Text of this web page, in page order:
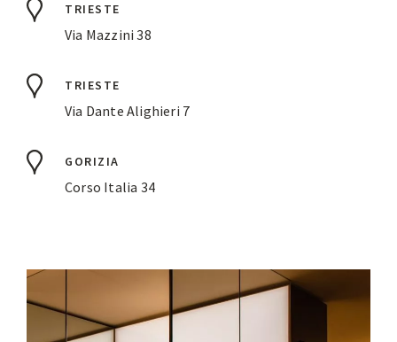
TRIESTE
Via Mazzini 38
TRIESTE
Via Dante Alighieri 7
GORIZIA
Corso Italia 34